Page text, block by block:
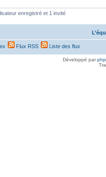
enregistré et 1 invité
Flux RSS Liste des flux
Développé par